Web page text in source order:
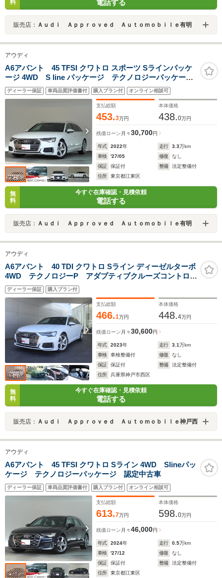
料 電話する
販売店： Ａｕｄｉ Ａｐｐｒｏｖｅｄ Ａｕｔｏｍｏｂｉｌｅ有明
アウディ
A6アバント 45 TFSI クワトロ スポーツ Sラインパッケ
ージ 4WD S line パッケージ テクノロジーパッケー
ジ 認定中古車
ディーラー保証 車両品質評価書付 購入プラン付 オンライン相談可
支払総額
453.3万円
本体価格
438.0万円
残価ローン 月々30,700円
年式 2022年 走行 3.3万km
車検
'27/05 修復
なし
保証
保証付 整備
法定整備付
住所
東京都江東区
無
料
今すぐ在庫確認・見積依頼
電話する
販売店： Ａｕｄｉ Ａｐｐｒｏｖｅｄ Ａｕｔｏｍｏｂｉｌｅ有明
アウディ
A6アバント 40 TDI クワトロ Sライン ディーゼルターボ
4WD テクノロジーP アダプティブクルーズコントロー
ル サイドアシスト レーンキープ ワイヤレスチャー
ジング スマートフォンインターフェース バーチャル
コックピット HDマトリクスLEDヘッドライト 全方位
カメラ
ディーラー保証 購入プラン付
支払総額
466.1万円
本体価格
448.4万円
残価ローン 月々30,600円
年式 2023年 走行 3.1万km
車検
車検整備付 修復
なし
保証
保証付 整備
法定整備付
住所
兵庫県神戸市西区
無
料
今すぐ在庫確認・見積依頼
電話する
販売店： Ａｕｄｉ Ａｐｐｒｏｖｅｄ Ａｕｔｏｍｏｂｉｌｅ神戸西
アウディ
A6アバント 45 TFSI クワトロ Sライン 4WD Slineパッ
ケージ テクノロジーパッケージ 認定中古車
ディーラー保証 車両品質評価書付 購入プラン付 オンライン相談可
支払総額
613.7万円
本体価格
598.0万円
残価ローン 月々46,000円
年式 2024年 走行 0.5万km
車検
'27/12 修復
なし
保証
保証付 整備
法定整備付
住所
東京都江東区